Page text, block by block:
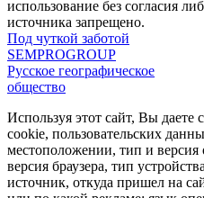
использование без согласия
источника запрещено.
Под чуткой заботой
SEMPROGROUP
Русское географическое
общество
Используя этот сайт, Вы даете
cookie, пользовательских
местоположении, тип и
версия браузера, тип
источник, откуда пришел на